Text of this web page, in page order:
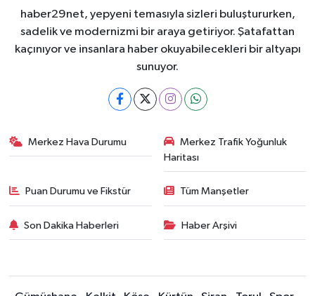
haber29net, yepyeni temasıyla sizleri buluştururken,
sadelik ve modernizmi bir araya getiriyor. Şatafattan
kaçınıyor ve insanlara haber okuyabilecekleri bir altyapı
sunuyor.
Merkez Hava Durumu
Merkez Trafik Yoğunluk
Haritası
Puan Durumu ve Fikstür Tüm Manşetler
Son Dakika Haberleri Haber Arşivi